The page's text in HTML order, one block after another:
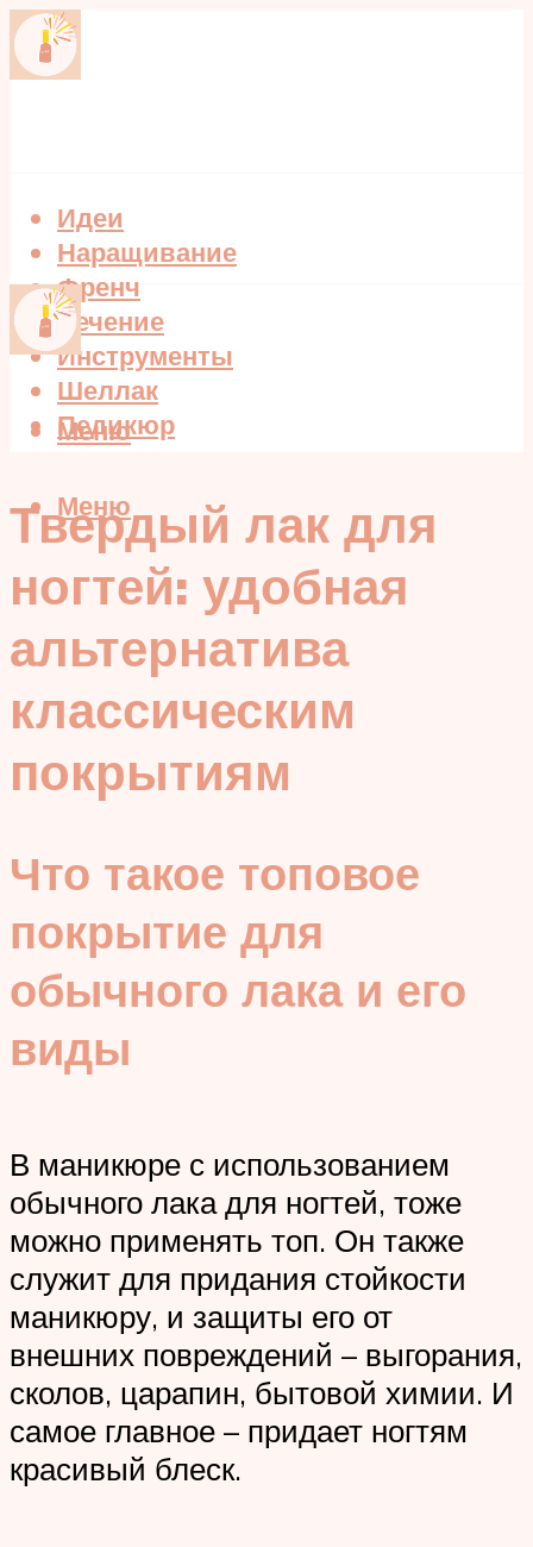
Идеи
Наращивание
Френч
Лечение
Инструменты
Шеллак
Педикюр
Меню
Меню
Твердый лак для
ногтей: удобная
альтернатива
классическим
покрытиям
Что такое топовое
покрытие для
обычного лака и его
виды
В маникюре с использованием
обычного лака для ногтей, тоже
можно применять топ. Он также
служит для придания стойкости
маникюру, и защиты его от
внешних повреждений – выгорания,
сколов, царапин, бытовой химии. И
самое главное – придает ногтям
красивый блеск.